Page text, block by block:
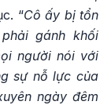
“Cô ấy bị tổn
gánh khối
người nói với
sự nỗ lực của
ngày đêm